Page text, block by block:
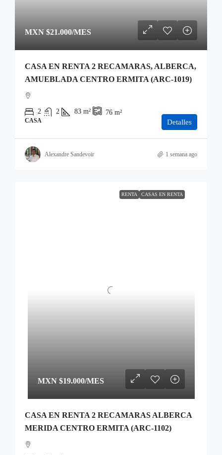
MXN $21.000/MES
CASA EN RENTA 2 RECAMARAS, ALBERCA,
AMUEBLADA CENTRO ERMITA (ARC-1019)
2 2 83 m² 76 m²
CASA Detalles
Alexandre Sandevoir 1 semana ago
RENTA CASAS EN RENTA
MXN $19.000/MES
CASA EN RENTA 2 RECAMARAS ALBERCA
MERIDA CENTRO ERMITA (ARC-1102)